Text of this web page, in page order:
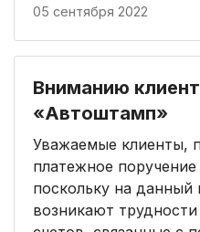
05 сентября 2022
Вниманию
«Автоштамп»
Уважаемые клиенты,
платежное
поскольку на данный
возникают